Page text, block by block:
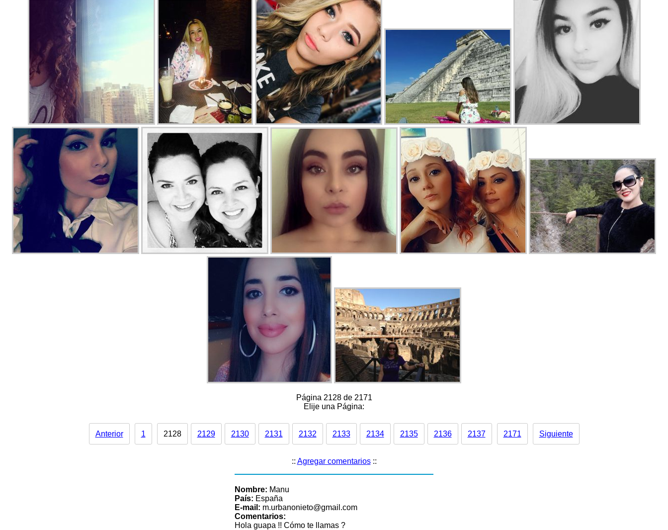
Página 2128 de 2171
Elije una Página:
Anterior 1 2128 2129 2130 2131 2132 2133 2134 2135 2136 2137 2171 Siguiente
:: Agregar comentarios::
Nombre: Manu
País: España
E-mail: m.urbanonieto@gmail.com
Comentarios:
Hola guapa !! Cómo te llamas ?